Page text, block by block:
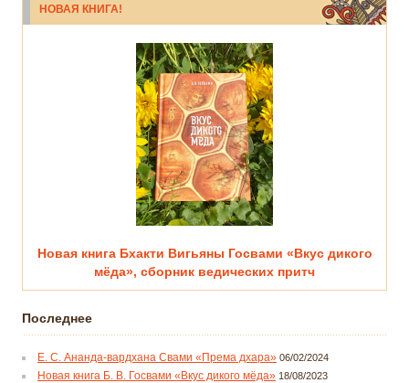
НОВАЯ КНИГА!
Новая книга Бхакти Вигьяны Госвами «Вкус дикого
мёда», сборник ведических притч
Последнее
Е. С. Ананда-вардхана Свами «Према дхара» 06/02/2024
Новая книга Б. В. Госвами «Вкус дикого мёда» 18/08/2023